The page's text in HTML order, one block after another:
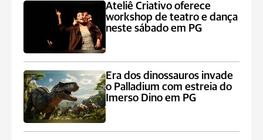
Ateliê Criativo oferece
workshop de teatro e dança
neste sábado em PG
Era dos dinossauros invade
o Palladium com estreia do
Imerso Dino em PG